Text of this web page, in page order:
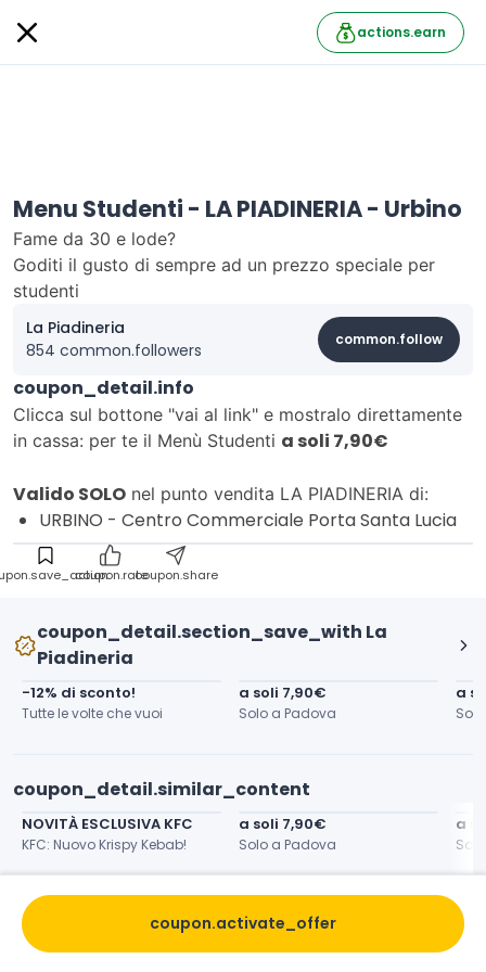
actions.earn
Menu Studenti - LA PIADINERIA - Urbino
Fame da 30 e lode?
Goditi il gusto di sempre ad un prezzo speciale per
studenti
La Piadineria
854 common.followers
common.follow
coupon_detail.info
Clicca sul bottone "vai al link" e mostralo direttamente
in cassa: per te il Menù Studenti a soli 7,90€
Valido SOLO nel punto vendita LA PIADINERIA di:
URBINO - Centro Commerciale Porta Santa Lucia
coupon.ratecoupon.share
coupon_detail.section_save_with La
Piadineria
-12% di sconto!
Tutte le volte che vuoi
a soli 7,90€
Solo a Padova
a
coupon_detail.similar_content
NOVITÀ ESCLUSIVA KFC
KFC: Nuovo Krispy Kebab!
a soli 7,90€
Solo a Padova
a
coupon.activate_offer